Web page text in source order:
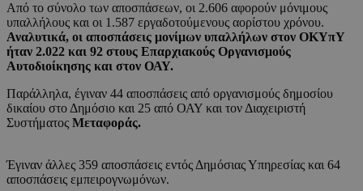
Από το σύνολο των αποσπάσεων, οι 2.606 αφορούν μόνιμους
υπαλλήλους και οι 1.587 εργαδοτούμενους αορίστου χρόνου.
Αναλυτικά, οι αποσπάσεις μονίμων υπαλλήλων στον ΟΚΥπΥ
ήταν 2.022 και 92 στους Επαρχιακούς Οργανισμούς
Αυτοδιοίκησης και στον ΟΑΥ.
Παράλληλα, έγιναν 44 αποσπάσεις από οργανισμούς δημοσίου
δικαίου στο Δημόσιο και 25 από ΟΑΥ και τον Διαχειριστή
Συστήματος Μεταφοράς.
Έγιναν άλλες 359 αποσπάσεις εντός Δημόσιας Υπηρεσίας και 64
αποσπάσεις εμπειρογνωμόνων.